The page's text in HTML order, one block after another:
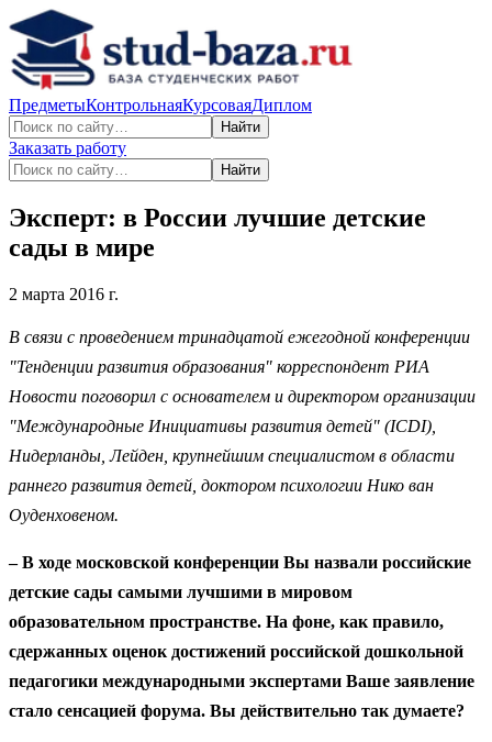
ПредметыКонтрольнаяКурсоваяДиплом
Найти
Заказать работу
Найти
Эксперт: в России лучшие детские
сады в мире
2 марта 2016 г.
В связи с проведением тринадцатой ежегодной конференции
"Тенденции развития образования" корреспондент РИА
Новости поговорил с основателем и директором организации
"Международные Инициативы развития детей" (ICDI),
Нидерланды, Лейден, крупнейшим специалистом в области
раннего развития детей, доктором психологии Нико ван
Оуденховеном.
– В ходе московской конференции Вы назвали российские
детские сады самыми лучшими в мировом
образовательном пространстве. На фоне, как правило,
сдержанных оценок достижений российской дошкольной
педагогики международными экспертами Ваше заявление
стало сенсацией форума. Вы действительно так думаете?